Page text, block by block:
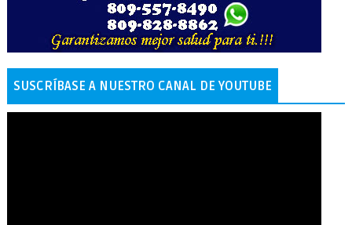
SUSCRÍBASE A NUESTRO CANAL DE YOUTUBE